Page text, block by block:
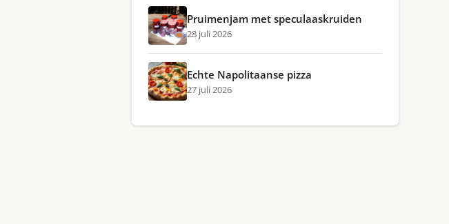
Pruimenjam met speculaaskruiden
28 juli 2026
Echte Napolitaanse pizza
27 juli 2026